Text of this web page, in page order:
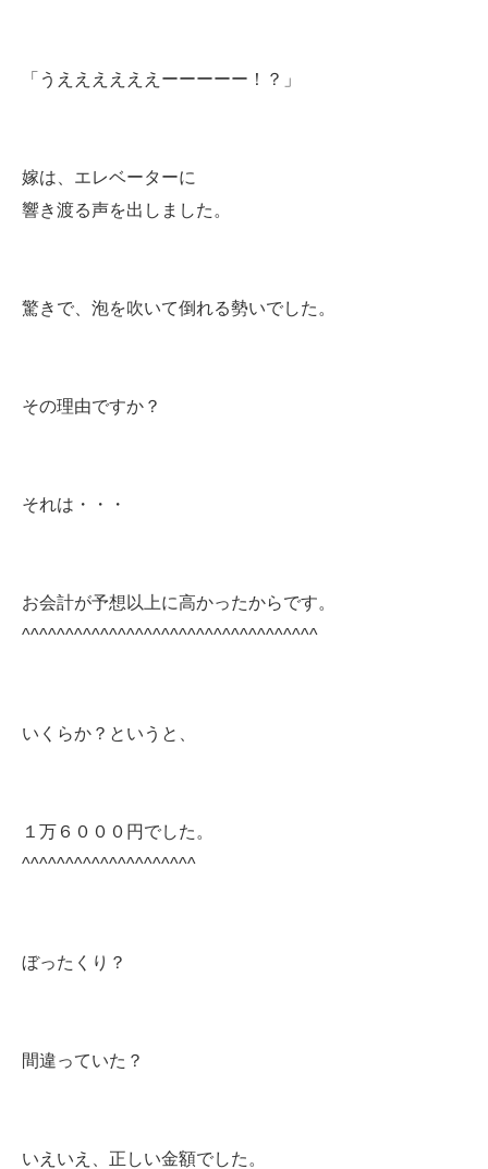
「うええええええーーーーー！？」
嫁は、エレベーターに
響き渡る声を出しました。
驚きで、泡を吹いて倒れる勢いでした。
その理由ですか？
それは・・・
お会計が予想以上に高かったからです。
^^^^^^^^^^^^^^^^^^^^^^^^^^^^^^^^^^
いくらか？というと、
１万６０００円でした。
^^^^^^^^^^^^^^^^^^^^
ぼったくり？
間違っていた？
いえいえ、正しい金額でした。